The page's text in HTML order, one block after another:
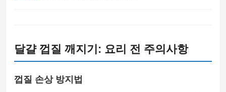
달걀 껍질 깨지기: 요리 전 주의사항
껍질 손상 방지법